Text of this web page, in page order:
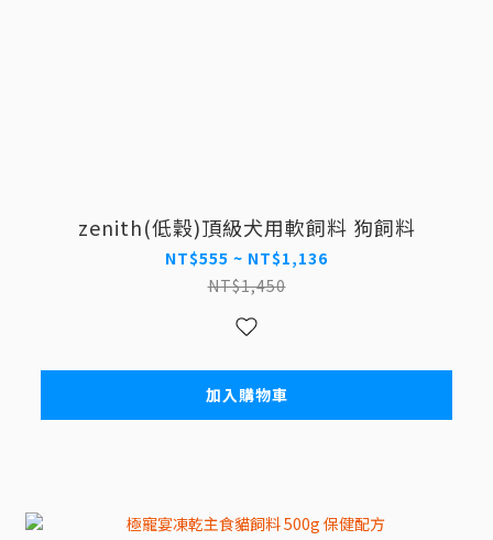
zenith(低穀)頂級犬用軟飼料 狗飼料
NT$555 ~ NT$1,136
NT$1,450
加入購物車